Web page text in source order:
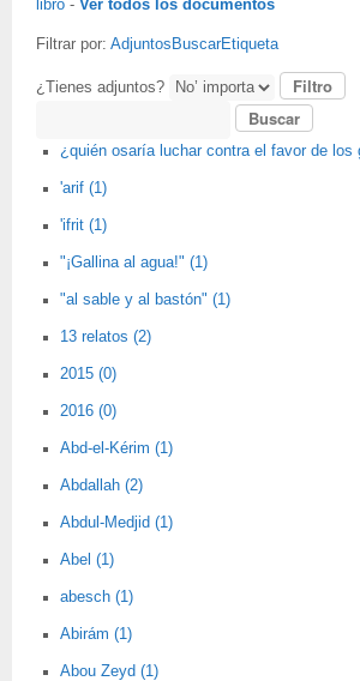
libro - Ver todos los documentos
Filtrar por: Adjuntos BuscarEtiqueta
¿Tienes adjuntos?
¿quién osaría luchar contra el favor de los
'arif (1)
'ifrit (1)
"¡Gallina al agua!" (1)
"al sable y al bastón" (1)
13 relatos (2)
2015 (0)
2016 (0)
Abd-el-Kérim (1)
Abdallah (2)
Abdul-Medjid (1)
Abel (1)
abesch (1)
Abirám (1)
Abou Zeyd (1)